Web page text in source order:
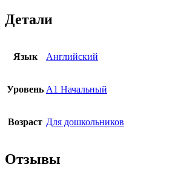
Детали
Язык Английский
Уровень A1 Начальный
Возраст Для дошкольников
Отзывы